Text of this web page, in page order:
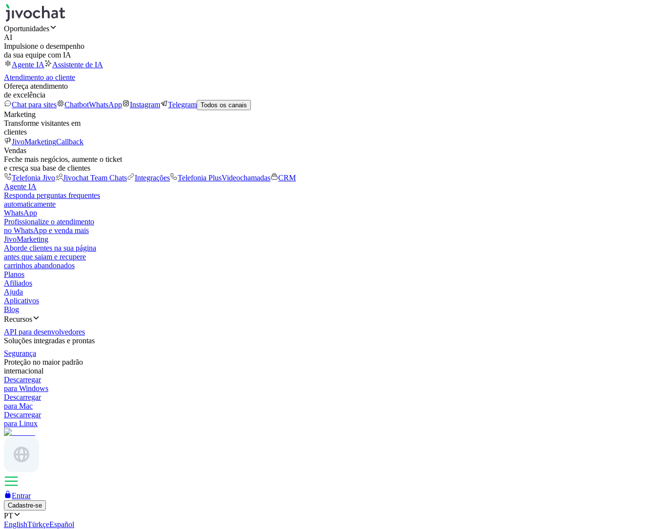
Oportunidades
AI
Impulsione o desempenho
da sua equipe com IA
Agente IA
Assistente de IA
Atendimento ao cliente
Ofereça atendimento
de excelência
Chat para sites
ChatbotWhatsApp Instagram Telegram Todos os canais
Marketing
Transforme visitantes em
clientes
JivoMarketingCallback
Vendas
Feche mais negócios, aumente o ticket
e cresça sua base de clientes
Telefonia Jivo
Jivochat Team Chats Integrações Telefonia PlusVideochamadas
CRM
Agente IA
Responda perguntas frequentes
automaticamente
WhatsApp
Profissionalize o atendimento
no WhatsApp e venda mais
JivoMarketing
Aborde clientes na sua página
antes que saiam e recupere
carrinhos abandonados
Planos
Afiliados
Ajuda
Aplicativos
Blog
Recursos
API para desenvolvedores
Soluções integradas e prontas
Segurança
Proteção no maior padrão
internacional
Descarregar
para Windows
Descarregar
para Mac
Descarregar
para Linux
Entrar
Cadastre-se
PT
EnglishTürkçeEspañol